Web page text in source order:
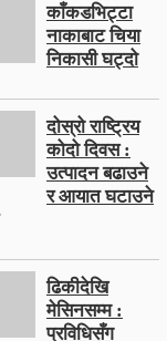
काँकडभिट्टा
नाकाबाट चिया
निकासी घट्दो
दोस्रो राष्ट्रिय
कोदो दिवस :
उत्पादन बढाउने
र आयात घटाउने
ढिकीदेखि
मेसिनसम्म :
प्रविधिसँग